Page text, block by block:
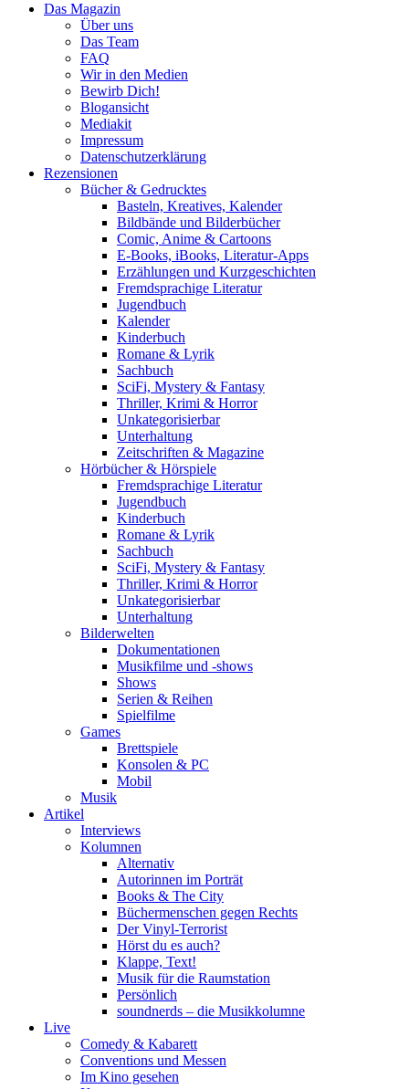
Das Magazin
Über uns
Das Team
FAQ
Wir in den Medien
Bewirb Dich!
Blogansicht
Mediakit
Impressum
Datenschutzerklärung
Rezensionen
Bücher & Gedrucktes
Basteln, Kreatives, Kalender
Bildbände und Bilderbücher
Comic, Anime & Cartoons
E-Books, iBooks, Literatur-Apps
Erzählungen und Kurzgeschichten
Fremdsprachige Literatur
Jugendbuch
Kalender
Kinderbuch
Romane & Lyrik
Sachbuch
SciFi, Mystery & Fantasy
Thriller, Krimi & Horror
Unkategorisierbar
Unterhaltung
Zeitschriften & Magazine
Hörbücher & Hörspiele
Fremdsprachige Literatur
Jugendbuch
Kinderbuch
Romane & Lyrik
Sachbuch
SciFi, Mystery & Fantasy
Thriller, Krimi & Horror
Unkategorisierbar
Unterhaltung
Bilderwelten
Dokumentationen
Musikfilme und -shows
Shows
Serien & Reihen
Spielfilme
Games
Brettspiele
Konsolen & PC
Mobil
Musik
Artikel
Interviews
Kolumnen
Alternativ
Autorinnen im Porträt
Books & The City
Büchermenschen gegen Rechts
Der Vinyl-Terrorist
Hörst du es auch?
Klappe, Text!
Musik für die Raumstation
Persönlich
soundnerds – die Musikkolumne
Live
Comedy & Kabarett
Conventions und Messen
Im Kino gesehen